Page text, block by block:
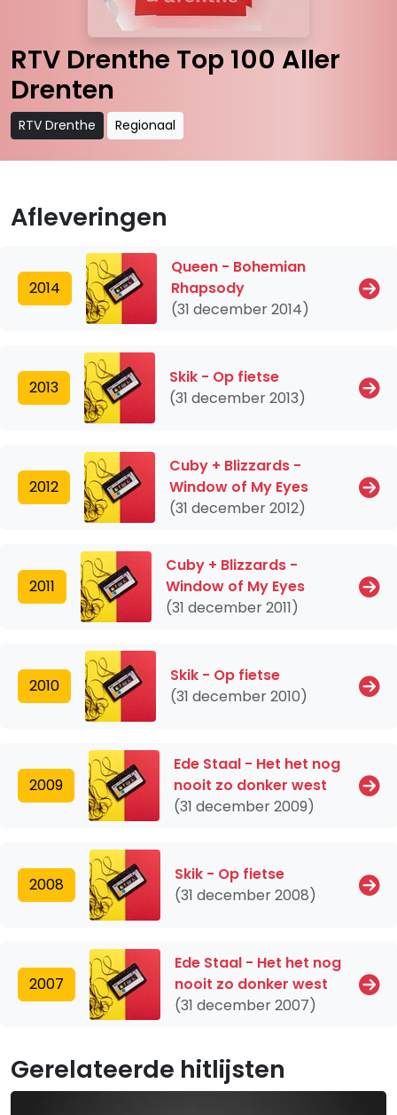
RTV Drenthe Top 100 Aller
Drenten
RTV Drenthe Regionaal
Afleveringen
2014
Queen - Bohemian
Rhapsody
(31 december 2014)
2013
Skik - Op fietse
(31 december 2013)
2012
Cuby + Blizzards -
Window of My Eyes
(31 december 2012)
2011
Cuby + Blizzards -
Window of My Eyes
(31 december 2011)
2010
Skik - Op fietse
(31 december 2010)
2009
Ede Staal - Het het nog
nooit zo donker west
(31 december 2009)
2008
Skik - Op fietse
(31 december 2008)
2007
Ede Staal - Het het nog
nooit zo donker west
(31 december 2007)
Gerelateerde hitlijsten